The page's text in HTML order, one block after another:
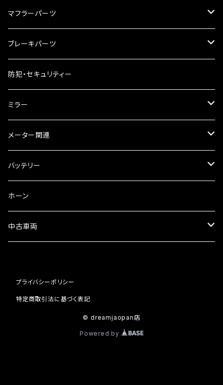
ハードケース
タンクシール
ケミカル
4スト用エンジンオイル
2スト用エンジンオイル
ギアオイル
オイルクーラー
ラジエーター
フォークオイル
マフラーパーツ
マフラーガード
バンテージタイプ
スリップオン
サイレンサー
ブレーキパーツ
ブレーキシュー
ブレーキパット
ブレーキオイル
その他
防犯・セキュリティー
ミラー
ミラー本体
ミラーアダプター
ミラーその他
メーター関連
スピードメーター
タコメーター
セット
バッテリー
バッテリー充電器
ホーン
中古車両
ホンダ
プライバシーポリシー
特定商取引法に基づく表記
© dreamjaopan店
Powered by